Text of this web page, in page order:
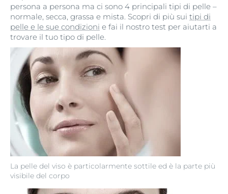
La pelle del viso è particolarmente sottile ed è la parte più
visibile del corpo
persona a persona ma ci sono 4 principali tipi di pelle –
normale, secca, grassa e mista. Scopri di più sui tipi di
pelle e le sue condizioni e fai il nostro test per aiutarti a
trovare il tuo tipo di pelle.